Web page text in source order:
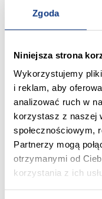
Zgoda
Niniejsza strona
Wykorzystujemy
i reklam, aby
analizować ruch w
korzystasz z naszej
społecznościowym,
Partnerzy mogą
otrzymanymi od
korzystania z ich
91
N4
N4 11 35,54
N4 12 67,81